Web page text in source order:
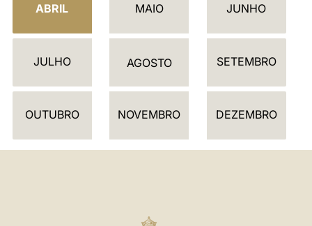
D
R
ABRIL MAIO JUNHO
JULHO AGOSTO SETEMBRO
OUTUBRO NOVEMBRO DEZEMBRO